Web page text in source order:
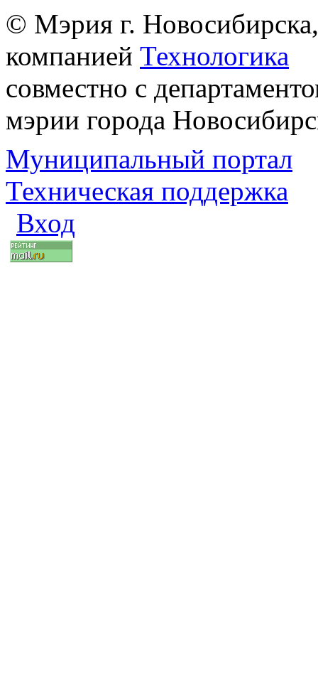
© Мэрия г.
компанией Технологика
совместно с
мэрии города
Муниципальный портал
Техническая поддержка
Вход